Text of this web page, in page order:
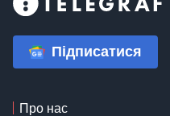
Підписатися
Про нас